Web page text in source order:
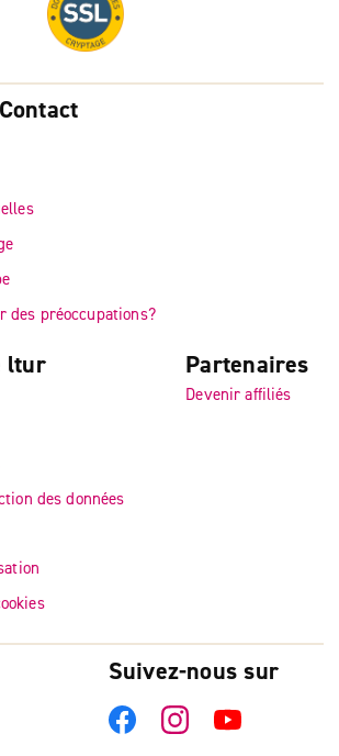
des préoccupations?
ltur
des données
Partenaires
Devenir affiliés
Suivez-nous sur